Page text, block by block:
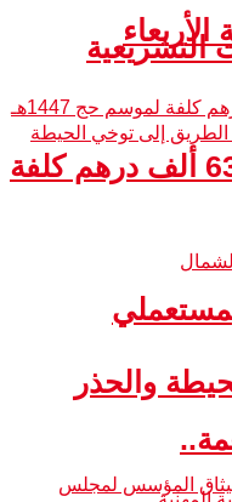
والحذر
التشريعية
وزارة الأوقاف تحدد 63 ألف درهم كلفة